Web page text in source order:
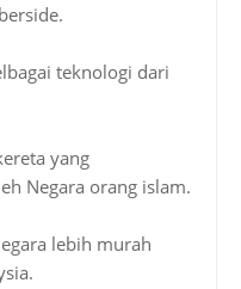
teknologi dari
yang
Negara orang islam.
lebih murah